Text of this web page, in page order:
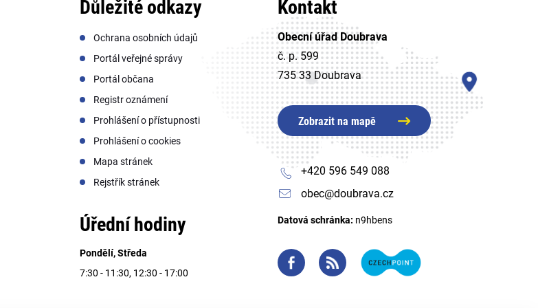
Důležité odkazy
Ochrana osobních údajů
Portál veřejné správy
Portál občana
Registr oznámení
Prohlášení o přístupnosti
Prohlášení o cookies
Mapa stránek
Rejstřík stránek
Úřední hodiny
Pondělí, Středa
7:30 - 11:30, 12:30 - 17:00
Kontakt
Obecní úřad Doubrava
č. p. 599
735 33 Doubrava
Zobrazit na mapě
+420 596 549 088
obec@doubrava.cz
Datová schránka: n9hbens